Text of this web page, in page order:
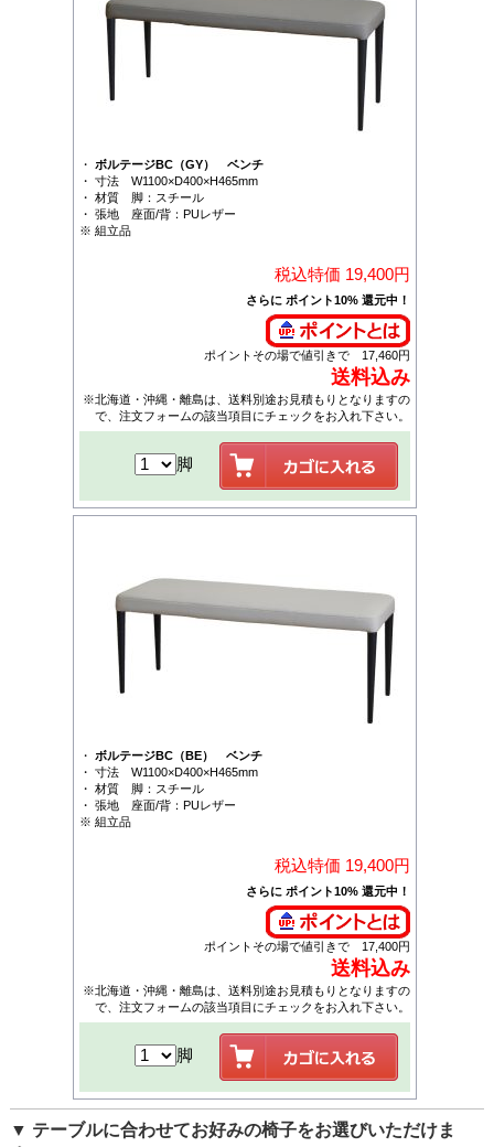
・ ボルテージBC（GY） ベンチ
・ 寸法 W1100×D400×H465mm
・ 材質 脚：スチール
・ 張地 座面/背：PUレザー
※ 組立品
税込特価 19,400円
さらに ポイント10% 還元中！
ポイントその場で値引きで 17,460円
送料込み
※北海道・沖縄・離島は、送料別途お見積もりとなりますの
で、注文フォームの該当項目にチェックをお入れ下さい。
脚
・ ボルテージBC（BE） ベンチ
・ 寸法 W1100×D400×H465mm
・ 材質 脚：スチール
・ 張地 座面/背：PUレザー
※ 組立品
税込特価 19,400円
さらに ポイント10% 還元中！
ポイントその場で値引きで 17,400円
送料込み
※北海道・沖縄・離島は、送料別途お見積もりとなりますの
で、注文フォームの該当項目にチェックをお入れ下さい。
脚
▼ テーブルに合わせてお好みの椅子をお選びいただけま